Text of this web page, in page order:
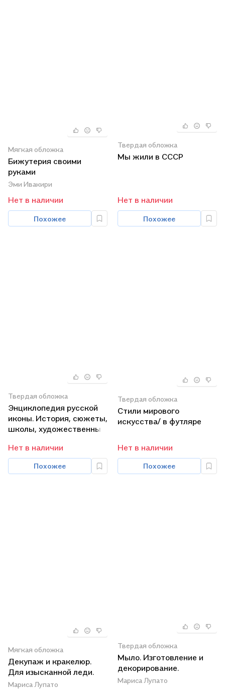
Мягкая обложка
Бижутерия своими
руками
Эми Ивакири
Нет в наличии
Похожее
Твердая обложка
Мы жили в СССР
Нет в наличии
Похожее
Твердая обложка
Энциклопедия русской
иконы. История, сюжеты,
школы, художественные
Нет в наличии
Похожее
Твердая обложка
Стили мирового
искусства/ в футляре
Нет в наличии
Похожее
Мягкая обложка
Декупаж и кракелюр.
Для изысканной леди.
Мариса Лупато
Твердая обложка
Мыло. Изготовление и
декорирование.
Мариса Лупато